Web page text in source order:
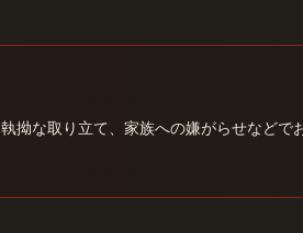
な取り立て、家族への嫌がらせなどで